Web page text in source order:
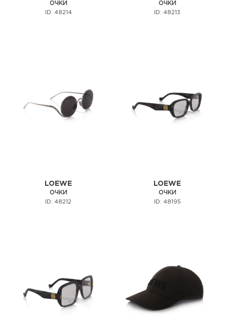
ОЧКИ
ID: 48214
ОЧКИ
ID: 48213
LOEWE
ОЧКИ
ID: 48212
LOEWE
ОЧКИ
ID: 48195